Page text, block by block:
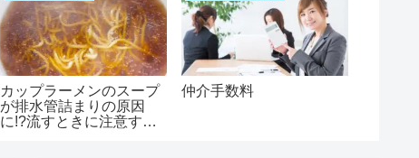
カップラーメンのスープ
が排水管詰まりの原因
に!?流すときに注意する
仲介手数料